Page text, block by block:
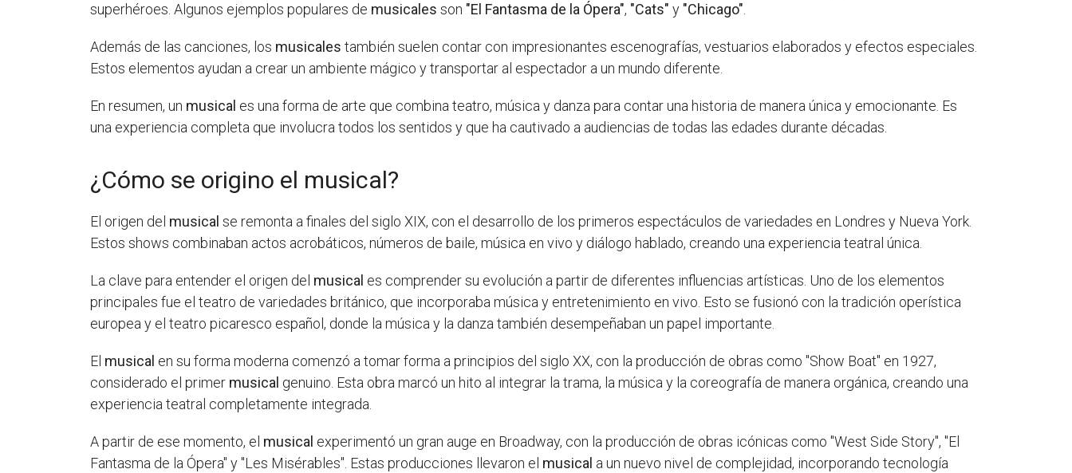
superhéroes. Algunos ejemplos populares de musicales son "El Fantasma de la Ópera", "Cats" y "Chicago".
Además de las canciones, los musicales también suelen contar con impresionantes escenografías, vestuarios elaborados y efectos especiales.
Estos elementos ayudan a crear un ambiente mágico y transportar al espectador a un mundo diferente.
En resumen, un musical es una forma de arte que combina teatro, música y danza para contar una historia de manera única y emocionante. Es
una experiencia completa que involucra todos los sentidos y que ha cautivado a audiencias de todas las edades durante décadas.
¿Cómo se origino el musical?
El origen del musical se remonta a finales del siglo XIX, con el desarrollo de los primeros espectáculos de variedades en Londres y Nueva York.
Estos shows combinaban actos acrobáticos, números de baile, música en vivo y diálogo hablado, creando una experiencia teatral única.
La clave para entender el origen del musical es comprender su evolución a partir de diferentes influencias artísticas. Uno de los elementos
principales fue el teatro de variedades británico, que incorporaba música y entretenimiento en vivo. Esto se fusionó con la tradición operística
europea y el teatro picaresco español, donde la música y la danza también desempeñaban un papel importante.
El musical en su forma moderna comenzó a tomar forma a principios del siglo XX, con la producción de obras como "Show Boat" en 1927,
considerado el primer musical genuino. Esta obra marcó un hito al integrar la trama, la música y la coreografía de manera orgánica, creando una
experiencia teatral completamente integrada.
A partir de ese momento, el musical experimentó un gran auge en Broadway, con la producción de obras icónicas como "West Side Story", "El
Fantasma de la Ópera" y "Les Misérables". Estas producciones llevaron el musical a un nuevo nivel de complejidad, incorporando tecnología